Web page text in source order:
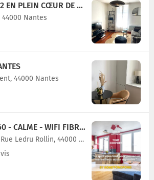
2 PIÈCES DE 46 M2 EN PLEIN CŒUR DE NANTES
44000 Nantes
44000 Nantes
LE ST JACQUES 360 - CALME - WIFI FIBRE TRÈS HAUT DÉBIT - LUMINEUX - PROCHE GARE PIRMIL
Ledru Rollin, 44000 Nantes